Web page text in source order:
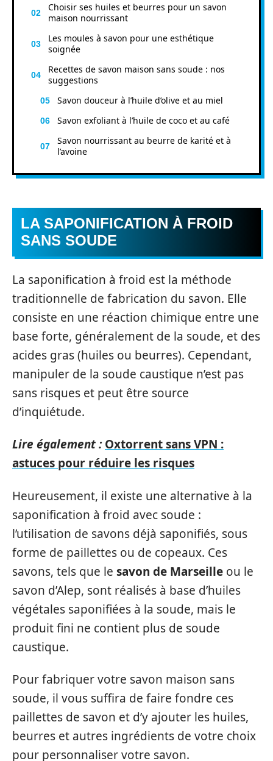
Choisir ses huiles et beurres pour un savon
maison nourrissant
Les moules à savon pour une esthétique
soignée
Recettes de savon maison sans soude : nos
suggestions
Savon douceur à l’huile d’olive et au miel
Savon exfoliant à l’huile de coco et au café
Savon nourrissant au beurre de karité et à
l’avoine
LA SAPONIFICATION À FROID
SANS SOUDE
La saponification à froid est la méthode
traditionnelle de fabrication du savon. Elle
consiste en une réaction chimique entre une
base forte, généralement de la soude, et des
acides gras (huiles ou beurres). Cependant,
manipuler de la soude caustique n’est pas
sans risques et peut être source
d’inquiétude.
Lire également : Oxtorrent sans VPN :
astuces pour réduire les risques
Heureusement, il existe une alternative à la
saponification à froid avec soude :
l’utilisation de savons déjà saponifiés, sous
forme de paillettes ou de copeaux. Ces
savons, tels que le savon de Marseille ou le
savon d’Alep, sont réalisés à base d’huiles
végétales saponifiées à la soude, mais le
produit fini ne contient plus de soude
caustique.
Pour fabriquer votre savon maison sans
soude, il vous suffira de faire fondre ces
paillettes de savon et d’y ajouter les huiles,
beurres et autres ingrédients de votre choix
pour personnaliser votre savon.